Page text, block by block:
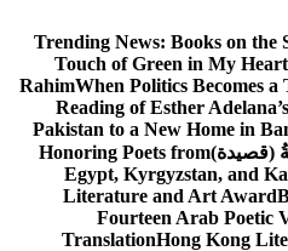
Trending News: Books on the
Touch of Green in My Heart
RahimWhen Politics Becomes
Reading of Esther
Pakistan to a New Home in
(قصيدة)Honoring Poets from
Egypt, Kyrgyzstan, and
Literature and Art Award
Fourteen Arab Poetic
TranslationHong Kong